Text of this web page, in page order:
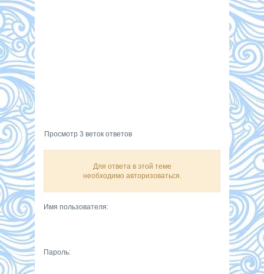
Просмотр 3 веток ответов
Для ответа в этой теме
необходимо авторизоваться.
Имя пользователя:
Пароль: